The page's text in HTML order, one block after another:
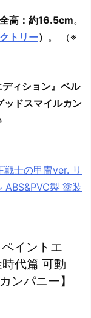
全高：約16.5cm。
トリー） 。 （※
ィション』ベル
ッドスマイルカン
士の甲冑ver. リ
ABS&PVC製 塗装
イントエ
代篇 可動
ンパニー】